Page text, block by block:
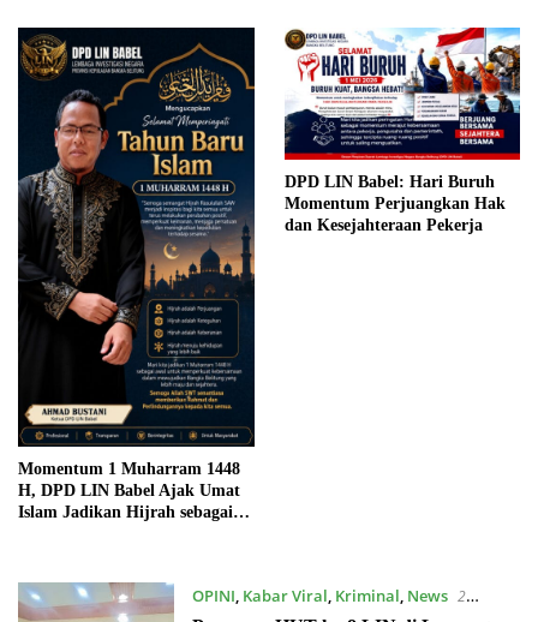
Momentum 1 Muharram 1448
H, DPD LIN Babel Ajak Umat
Islam Jadikan Hijrah sebagai
DPD LIN Babel: Hari Buruh
Momentum Perjuangkan Hak
dan Kesejahteraan Pekerja
OPINI, Kabar Viral, Kriminal, News 2